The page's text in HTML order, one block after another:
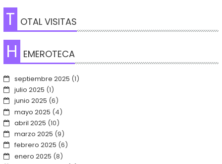
T OTAL VISITAS
H EMEROTECA
septiembre 2025 (1)
julio 2025 (1)
junio 2025 (6)
mayo 2025 (4)
abril 2025 (10)
marzo 2025 (9)
febrero 2025 (6)
enero 2025 (8)